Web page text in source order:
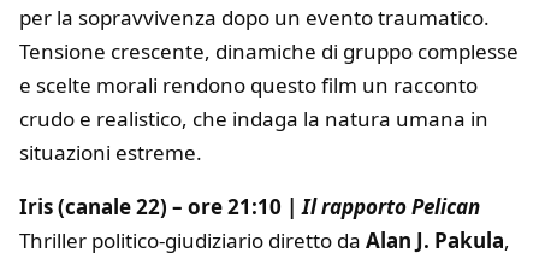
per la sopravvivenza dopo un evento traumatico.
Tensione crescente, dinamiche di gruppo complesse
e scelte morali rendono questo film un racconto
crudo e realistico, che indaga la natura umana in
situazioni estreme.
Iris (canale 22) – ore 21:10 |Il rapporto Pelican
Thriller politico-giudiziario diretto da Alan J. Pakula,